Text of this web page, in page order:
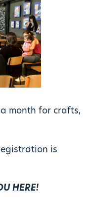
month for crafts,
is
HERE!